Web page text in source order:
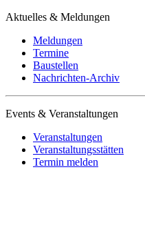
Aktuelles & Meldungen
Meldungen
Termine
Baustellen
Nachrichten-Archiv
Events & Veranstaltungen
Veranstaltungen
Veranstaltungsstätten
Termin melden